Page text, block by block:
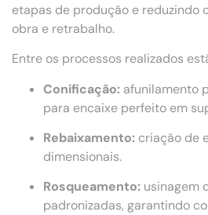
etapas de produção e reduzindo
obra e retrabalho.
Entre os processos realizados
Conificação: afunilamento
para encaixe perfeito em
Rebaixamento: criação de
dimensionais.
Rosqueamento: usinagem
padronizadas, garantindo